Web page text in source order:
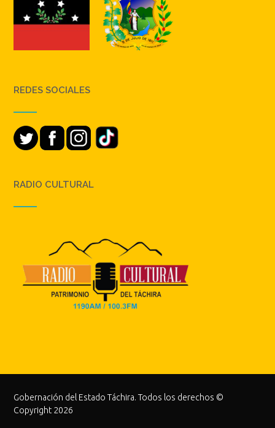
REDES SOCIALES
RADIO CULTURAL
Gobernación del Estado Táchira. Todos los derechos ©
Copyright 2026